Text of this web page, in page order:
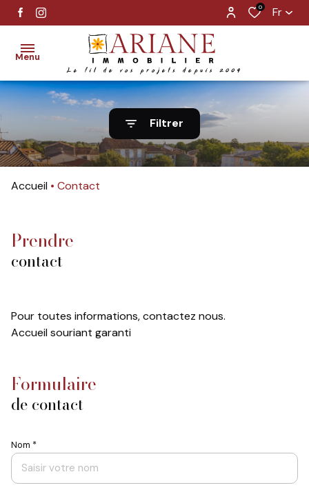
0 Fr
Menu
vente
location
alerte
e-mail
équipe
Filtrer
Accueil Contact
prendre
contact
Pour toutes informations, contactez nous.
Accueil souriant garanti
formulaire
de contact
Nom *